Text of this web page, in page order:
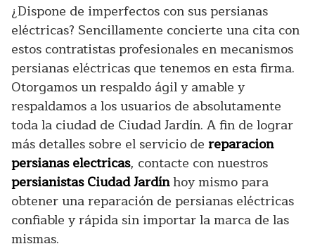
¿Dispone de imperfectos con sus persianas
eléctricas? Sencillamente concierte una cita con
estos contratistas profesionales en mecanismos
persianas eléctricas que tenemos en esta firma.
Otorgamos un respaldo ágil y amable y
respaldamos a los usuarios de absolutamente
toda la ciudad de Ciudad Jardín. A fin de lograr
más detalles sobre el servicio de reparacion
persianas electricas, contacte con nuestros
persianistas Ciudad Jardínhoy mismo para
obtener una reparación de persianas eléctricas
confiable y rápida sin importar la marca de las
mismas.